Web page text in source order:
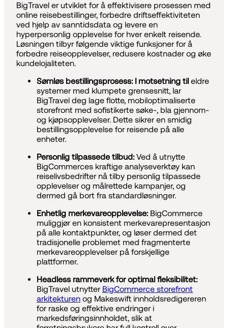
BigTravel er utviklet for å effektivisere prosessen med
online reisebestillinger, forbedre driftseffektiviteten
ved hjelp av sanntidsdata og levere en
hyperpersonlig opplevelse for hver enkelt reisende.
Løsningen tilbyr følgende viktige funksjoner for å
forbedre reiseopplevelser, redusere kostnader og øke
kundelojaliteten.
Sømløs bestillingsprosess: I motsetning til eldre
systemer med klumpete grensesnitt, lar
BigTravel deg lage flotte, mobiloptimaliserte
storefront med sofistikerte søke-, bla gjennom-
og kjøpsopplevelser. Dette sikrer en smidig
bestillingsopplevelse for reisende på alle
enheter.
Personlig tilpassede tilbud:Ved å utnytte
BigCommerces kraftige analyseverktøy kan
reiselivsbedrifter nå tilby personlig tilpassede
opplevelser og målrettede kampanjer, og
dermed gå bort fra standardløsninger.
Enhetlig merkevareopplevelse:BigCommerce
muliggjør en konsistent merkevarepresentasjon
på alle kontaktpunkter, og løser dermed det
tradisjonelle problemet med fragmenterte
merkevareopplevelser på forskjellige
plattformer.
Headless rammeverk for optimal fleksibilitet:
BigTravel utnytter BigCommerce storefront
arkitekturen og Makeswift innholdsredigereren
for raske og effektive endringer i
markedsføringsinnholdet, slik at